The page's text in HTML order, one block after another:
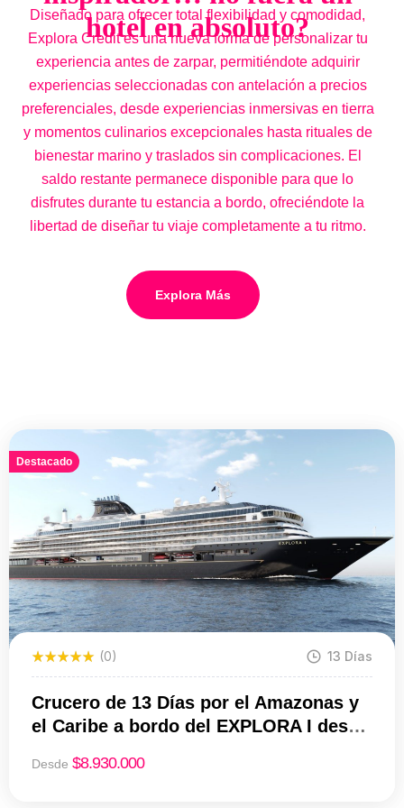
15
hotel en absoluto?
Diseñado para ofrecer total flexibilidad y comodidad,
Explora Credit es una nueva forma de personalizar tu
experiencia antes de zarpar, permitiéndote adquirir
experiencias seleccionadas con antelación a precios
preferenciales, desde experiencias inmersivas en tierra
y momentos culinarios excepcionales hasta rituales de
bienestar marino y traslados sin complicaciones. El
saldo restante permanece disponible para que lo
disfrutes durante tu estancia a bordo, ofreciéndote la
libertad de diseñar tu viaje completamente a tu ritmo.
Explora Más
Destacado
(0) 13 Días
Crucero de 13 Días por el Amazonas y
el Caribe a bordo del EXPLORA I desde
Desde $8.930.000